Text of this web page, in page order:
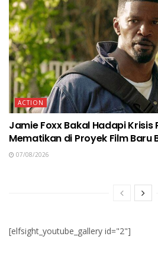
ACTION
Jamie Foxx Bakal Hadapi
Mematikan di Proyek Film Baru
07/08/2026
[elfsight_youtube_gallery id="2"]